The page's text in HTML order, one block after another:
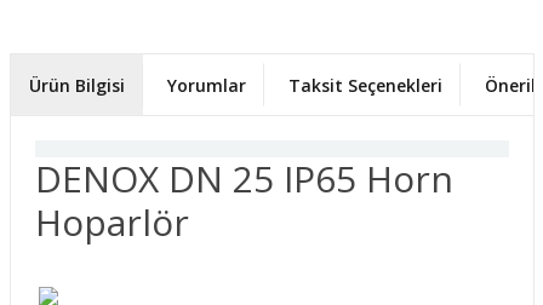
Ürün Bilgisi Yorumlar Taksit Seçenekleri
DENOX DN 25 IP65 Horn
Hoparlör